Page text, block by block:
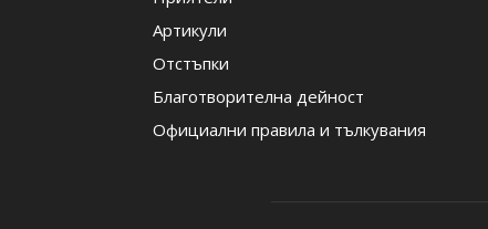
Артикули
Отстъпки
Благотворителна дейност
Официални правила и тълкувания